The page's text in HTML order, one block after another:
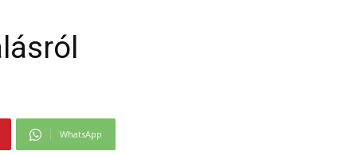
WhatsApp